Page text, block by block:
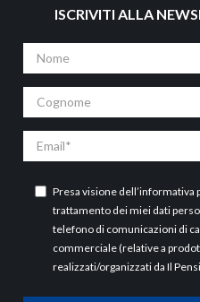
ISCRIVITI ALLA
Nome
Cognome
Email
Presa visione dell’informativa
trattamento dei miei dati
telefono di comunicazioni di
commerciale (relative a
realizzati/organizzati da Il